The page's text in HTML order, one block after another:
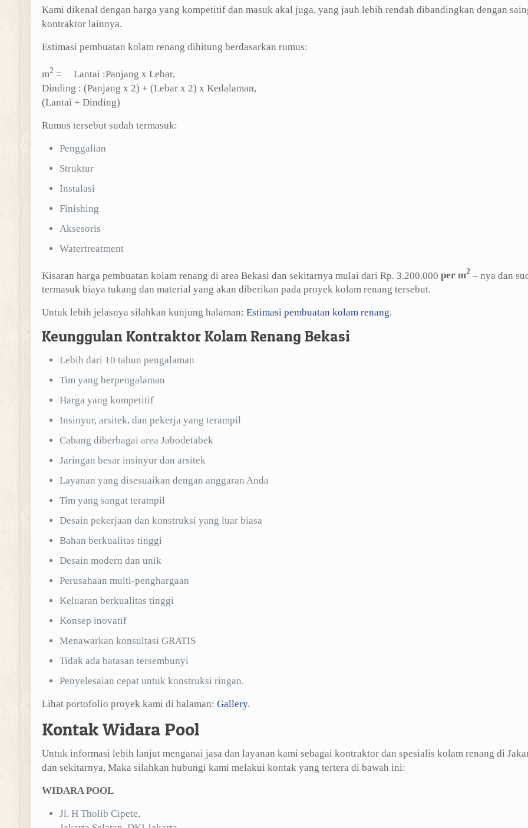
Kami dikenal dengan harga yang kompetitif dan masuk akal juga, yang jauh lebih rendah dibandingkan dengan
kontraktor lainnya.
Estimasi pembuatan kolam renang dihitung berdasarkan rumus:
m2= Lantai :Panjang x Lebar,
Dinding : (Panjang x 2) + (Lebar x 2) x Kedalaman,
(Lantai + Dinding)
Rumus tersebut sudah termasuk:
Penggalian
Struktur
Instalasi
Finishing
Aksesoris
Watertreatment
Kisaran harga pembuatan kolam renang di area Bekasi dan sekitarnya mulai dari Rp. 3.200.000 per m2– nya dan
termasuk biaya tukang dan material yang akan diberikan pada proyek kolam renang tersebut.
Untuk lebih jelasnya silahkan kunjung halaman: Estimasi pembuatan kolam renang.
Keunggulan Kontraktor Kolam Renang Bekasi
Lebih dari 10 tahun pengalaman
Tim yang berpengalaman
Harga yang kompetitif
Insinyur, arsitek, dan pekerja yang terampil
Cabang diberbagai area Jabodetabek
Jaringan besar insinyur dan arsitek
Layanan yang disesuaikan dengan anggaran Anda
Tim yang sangat terampil
Desain pekerjaan dan konstruksi yang luar biasa
Bahan berkualitas tinggi
Desain modern dan unik
Perusahaan multi-penghargaan
Keluaran berkualitas tinggi
Konsep inovatif
Menawarkan konsultasi GRATIS
Tidak ada batasan tersembunyi
Penyelesaian cepat untuk konstruksi ringan.
Lihat portofolio proyek kami di halaman: Gallery.
Kontak Widara Pool
Untuk informasi lebih lanjut menganai jasa dan layanan kami sebagai kontraktor dan spesialis kolam renang di
dan sekitarnya, Maka silahkan hubungi kami melakui kontak yang tertera di bawah ini:
WIDARA POOL
Jl. H Tholib Cipete,